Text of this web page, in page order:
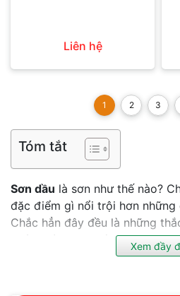
Liên hệ
1 2 3
Tóm tắt
Sơn dầu là sơn như thế nào?
đặc điểm gì nổi trội hơn những
Chắc hẳn đây đều là những
khách hàng. Đại lý sơn 247 xin
thắc mắc trên qua nội dung
Xem đầy